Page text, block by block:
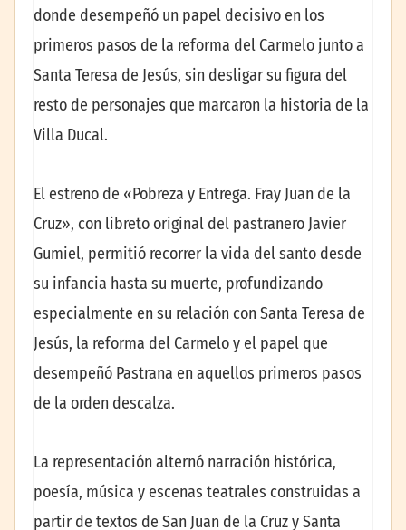
donde desempeñó un papel decisivo en los
primeros pasos de la reforma del Carmelo junto a
Santa Teresa de Jesús, sin desligar su figura del
resto de personajes que marcaron la historia de la
Villa Ducal.
El estreno de «Pobreza y Entrega. Fray Juan de la
Cruz», con libreto original del pastranero Javier
Gumiel, permitió recorrer la vida del santo desde
su infancia hasta su muerte, profundizando
especialmente en su relación con Santa Teresa de
Jesús, la reforma del Carmelo y el papel que
desempeñó Pastrana en aquellos primeros pasos
de la orden descalza.
La representación alternó narración histórica,
poesía, música y escenas teatrales construidas a
partir de textos de San Juan de la Cruz y Santa